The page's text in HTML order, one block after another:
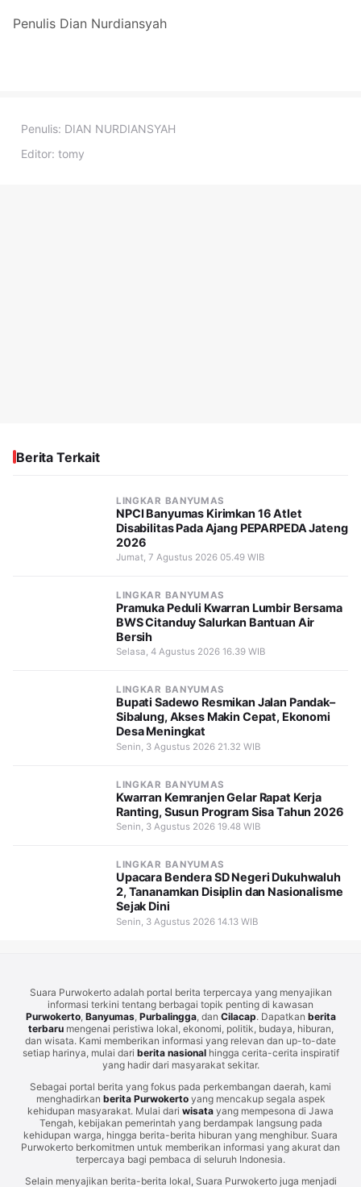
Penulis Dian Nurdiansyah
Penulis: DIAN NURDIANSYAH
Editor: tomy
Berita Terkait
LINGKAR BANYUMAS
NPCI Banyumas Kirimkan 16 Atlet
Disabilitas Pada Ajang PEPARPEDA Jateng
2026
Jumat, 7 Agustus 2026 05.49 WIB
LINGKAR BANYUMAS
Pramuka Peduli Kwarran Lumbir Bersama
BWS Citanduy Salurkan Bantuan Air
Bersih
Selasa, 4 Agustus 2026 16.39 WIB
LINGKAR BANYUMAS
Bupati Sadewo Resmikan Jalan Pandak–
Sibalung, Akses Makin Cepat, Ekonomi
Desa Meningkat
Senin, 3 Agustus 2026 21.32 WIB
LINGKAR BANYUMAS
Kwarran Kemranjen Gelar Rapat Kerja
Ranting, Susun Program Sisa Tahun 2026
Senin, 3 Agustus 2026 19.48 WIB
LINGKAR BANYUMAS
Upacara Bendera SD Negeri Dukuhwaluh
2, Tananamkan Disiplin dan Nasionalisme
Sejak Dini
Senin, 3 Agustus 2026 14.13 WIB
Suara Purwokerto adalah portal berita terpercaya yang menyajikan
informasi terkini tentang berbagai topik penting di kawasan
Purwokerto, Banyumas, Purbalingga, dan Cilacap. Dapatkan berita
terbarumengenai peristiwa lokal, ekonomi, politik, budaya, hiburan,
dan wisata. Kami memberikan informasi yang relevan dan up-to-date
setiap harinya, mulai dari berita nasionalhingga cerita-cerita inspiratif
yang hadir dari masyarakat sekitar.
Sebagai portal berita yang fokus pada perkembangan daerah, kami
menghadirkan berita Purwokertoyang mencakup segala aspek
kehidupan masyarakat. Mulai dari wisata yang mempesona di Jawa
Tengah, kebijakan pemerintah yang berdampak langsung pada
kehidupan warga, hingga berita-berita hiburan yang menghibur. Suara
Purwokerto berkomitmen untuk memberikan informasi yang akurat dan
terpercaya bagi pembaca di seluruh Indonesia.
Selain menyajikan berita-berita lokal, Suara Purwokerto juga menjadi